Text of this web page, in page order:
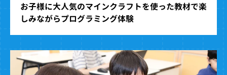
お子様に大人気のマインクラフトを使った教材で楽
しみながらプログラミング体験